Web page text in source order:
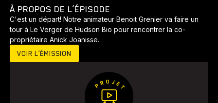
Animaux Avenir Bingo
Développement Histoires Pêche Santé Sport
Voyage Yoga
À PROPOS DE L’ÉPISODE
C'est un départ! Notre animateur Benoit Grenier va faire un
tour à Le Verger de Hudson Bio pour rencontrer la co-
propriétaire Anick Joanisse.
VOIR L’ÉMISSION